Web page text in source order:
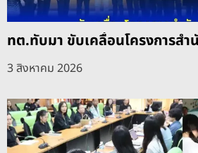
ทต.ทับมา ขับเคลื่อนโครงการสำ
3 สิงหาคม 2026